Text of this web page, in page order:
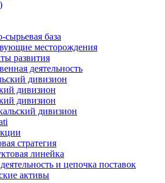
база
месторождения
развития
деятельность
дивизион
дивизион
дивизион
дивизион
стратегия
линейка
и цепочка поставок
активы